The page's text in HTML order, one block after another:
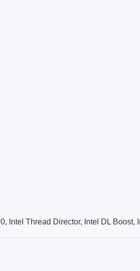
Intel Thread Director, Intel DL